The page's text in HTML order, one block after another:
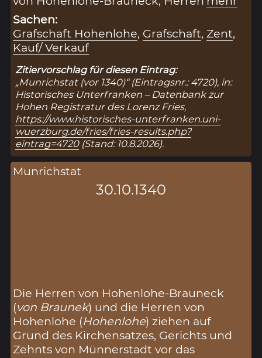
Sachen:
Grafschaft Hohenlohe, Grafschaft,Zent,
Kauf/ Verkauf
Zitiervorschlag für diesen Eintrag:
„Munrichstat (vor 1340)“ (Eintragsnr.: 4720), in:
Historisches Unterfranken – Datenbank zur
Hohen Registratur des Lorenz Fries,
https://www.historisches-unterfranken.uni-
wuerzburg.de/fries/fries-results.php?
eintrag=4720(Stand: 10.8.2026).
Munrichstat
30.10.1340
Die Herren von Hohenlohe-Brauneck
(von Braunek) und die Herren von
Hohenlohe (Hohenlohe) ziehen auf
Grund des Kirchensatzes, Gerichts und
Zehnts von Münnerstadt vor das